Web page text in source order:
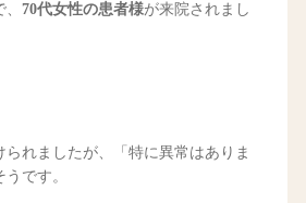
70代女性の患者様が来院されまし
れましたが、「特に異常はありま
です。